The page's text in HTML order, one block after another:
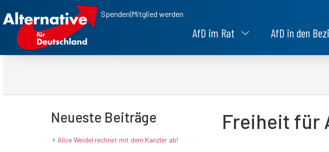
Spenden|Mitglied werden
AfD im Rat AfD in den
Neueste Beiträge
Alice Weidel rechnet mit dem Kanzler ab!
Freiheit für